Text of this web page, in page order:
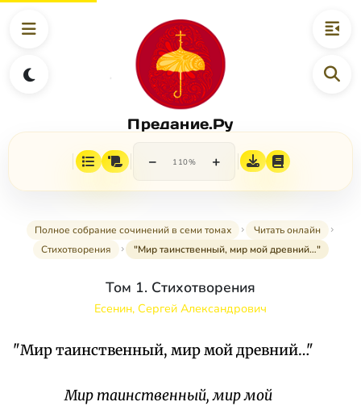
Предание.Ру
− 110% +
Полное собрание сочинений в семи томах
Читать онлайн
Стихотворения
"Мир таинственный, мир мой древний…"
Том 1. Стихотворения
Есенин, Сергей Александрович
"Мир таинственный, мир мой древний…"
Мир таинственный, мир мой